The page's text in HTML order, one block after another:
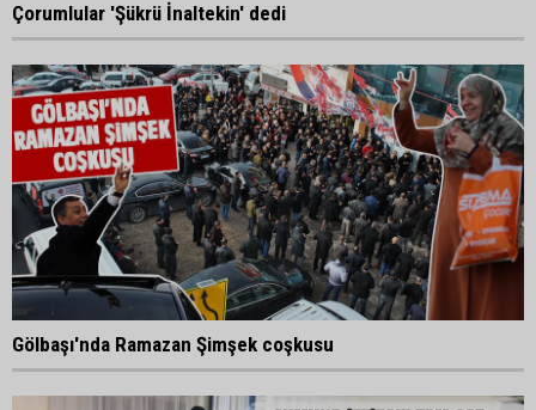
Çorumlular 'Şükrü İnaltekin' dedi
Gölbaşı'nda Ramazan Şimşek coşkusu